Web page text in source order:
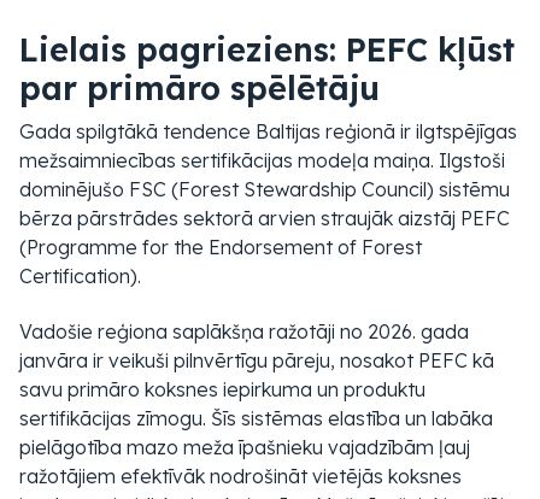
Lielais pagrieziens: PEFC kļūst
par primāro spēlētāju
Gada spilgtākā tendence Baltijas reģionā ir ilgtspējīgas
mežsaimniecības sertifikācijas modeļa maiņa. Ilgstoši
dominējušo FSC (Forest Stewardship Council) sistēmu
bērza pārstrādes sektorā arvien straujāk aizstāj PEFC
(Programme for the Endorsement of Forest
Certification).
Vadošie reģiona saplākšņa ražotāji no 2026. gada
janvāra ir veikuši pilnvērtīgu pāreju, nosakot PEFC kā
savu primāro koksnes iepirkuma un produktu
sertifikācijas zīmogu. Šīs sistēmas elastība un labāka
pielāgotība mazo meža īpašnieku vajadzībām ļauj
ražotājiem efektīvāk nodrošināt vietējās koksnes